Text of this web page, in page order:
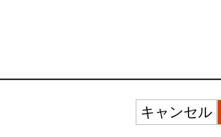
キャンセル